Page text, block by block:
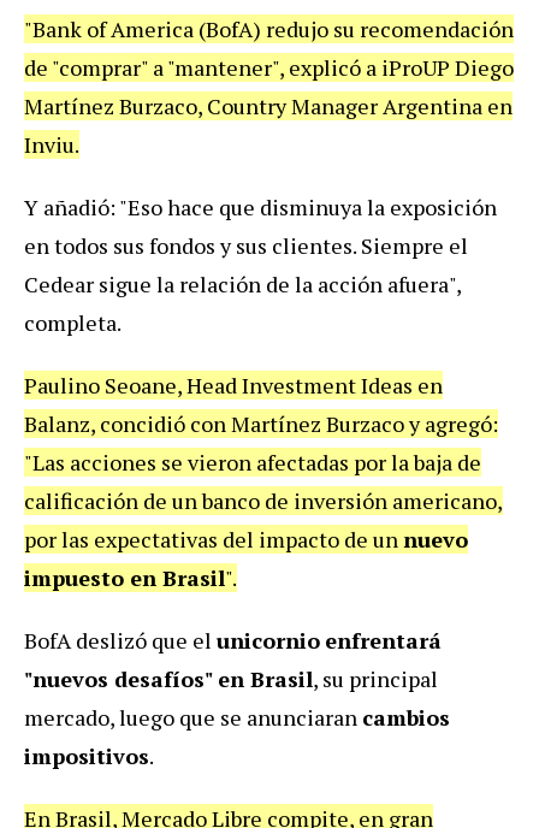
"Bank of America (BofA) redujo su recomendación
de "comprar" a "mantener", explicó a iProUP Diego
Martínez Burzaco, Country Manager Argentina en
Inviu.
Y añadió: "Eso hace que disminuya la exposición
en todos sus fondos y sus clientes. Siempre el
Cedear sigue la relación de la acción afuera",
completa.
Paulino Seoane, Head Investment Ideas en
Balanz, concidió con Martínez Burzaco y agregó:
"Las acciones se vieron afectadas por la baja de
calificación de un banco de inversión americano,
por las expectativas del impacto de unnuevo
impuesto en Brasil".
BofA deslizó que el unicornio enfrentará
"nuevos desafíos" en Brasil, su principal
mercado, luego que se anunciaran cambios
impositivos.
En Brasil, Mercado Libre compite, en gran